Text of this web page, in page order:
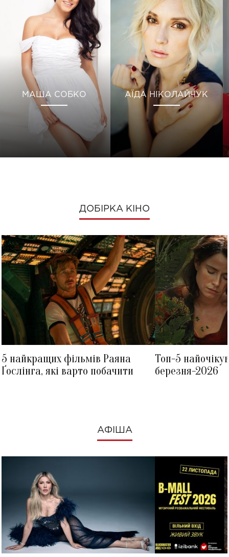
МАША СОБКО АЇДА НІКОЛАЙЧУК
ДОБІРКА КІНО
5 найкращих фільмів Раяна
Ґослінга, які варто побачити
Топ-5
березня-2026
АФІША